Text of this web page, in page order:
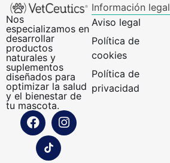
Nos
especializamos en
desarrollar
productos
naturales y
suplementos
diseñados para
optimizar la salud
y el bienestar de
tu mascota.
Información legal
Aviso legal
Política de
cookies
Política de
privacidad